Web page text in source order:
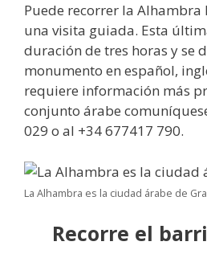
Puede recorrer la
una visita guiada. Esta
duración de tres horas y se
monumento en español,
requiere información más
conjunto árabe
029 o al +34 677417 790.
La Alhambra es la ciudad árabe de
Recorre el